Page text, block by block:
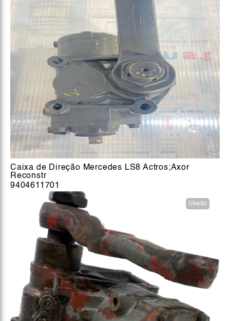
Caixa de Direção Mercedes LS8 Actros;Axor
Reconstr
9404611701
Usado